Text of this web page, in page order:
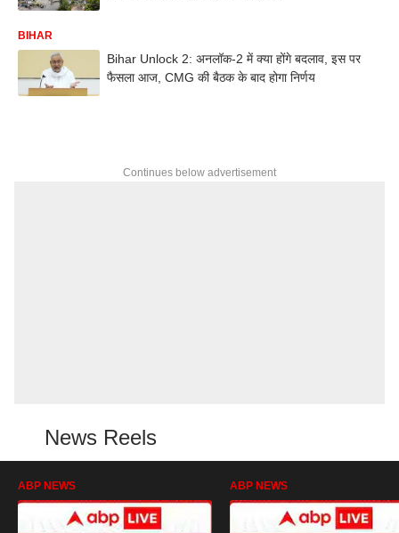
BIHAR
Bihar Unlock 2: अनलॉक-2 में क्या होंगे बदलाव, इस पर
फैसला आज, CMG की बैठक के बाद होगा निर्णय
Continues below advertisement
News Reels
ABP NEWS ABP NEWS